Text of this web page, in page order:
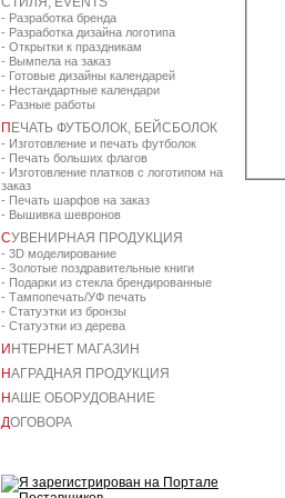
- Разработка бренда
- Разработка дизайна логотипа
- Открытки к праздникам
- Вымпела на заказ
- Готовые дизайны календарей
- Нестандартные календари
- Разные работы
П ЕЧАТЬ ФУТБОЛОК, БЕЙСБОЛОК
- Изготовление и печать футболок
- Печать больших флагов
- Изготовление платков с логотипом на
заказ
- Печать шарфов на заказ
- Вышивка шевронов
СУВЕНИРНАЯ ПРОДУКЦИЯ
- 3D моделирование
- Золотые поздравительные книги
- Подарки из стекла брендированные
- Тампопечать/УФ печать
- Статуэтки из бронзы
- Статуэтки из дерева
И НТЕРНЕТ МАГАЗИН
НАГРАДНАЯ ПРОДУКЦИЯ
НАШЕ ОБОРУДОВАНИЕ
ДОГОВОРА